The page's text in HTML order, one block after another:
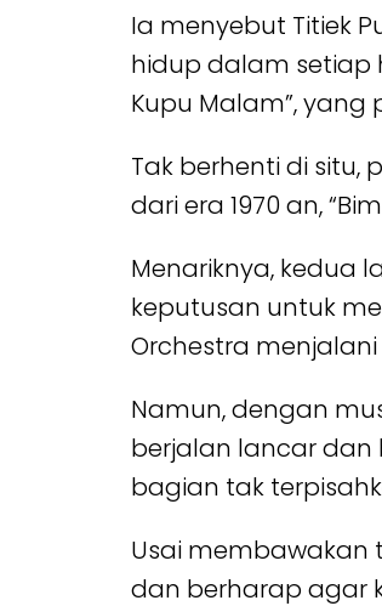
Ia menyebut Titiek
hidup dalam setiap
Kupu Malam”, yang
Tak berhenti di
dari era 1970 an,
Menariknya, kedua
keputusan untuk
Orchestra
Namun, dengan
berjalan lancar dan
bagian tak
Usai membawakan
dan berharap agar